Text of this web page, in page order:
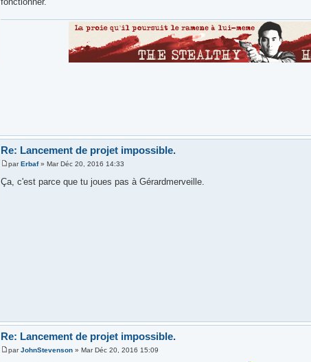
Re: Lancement de projet impossible.
parErbaf» Mar Déc 20, 2016 14:33
Ça, c'est parce que tu joues pas à Gérardmerveille.
Re: Lancement de projet impossible.
parJohnStevenson» Mar Déc 20, 2016 15:09